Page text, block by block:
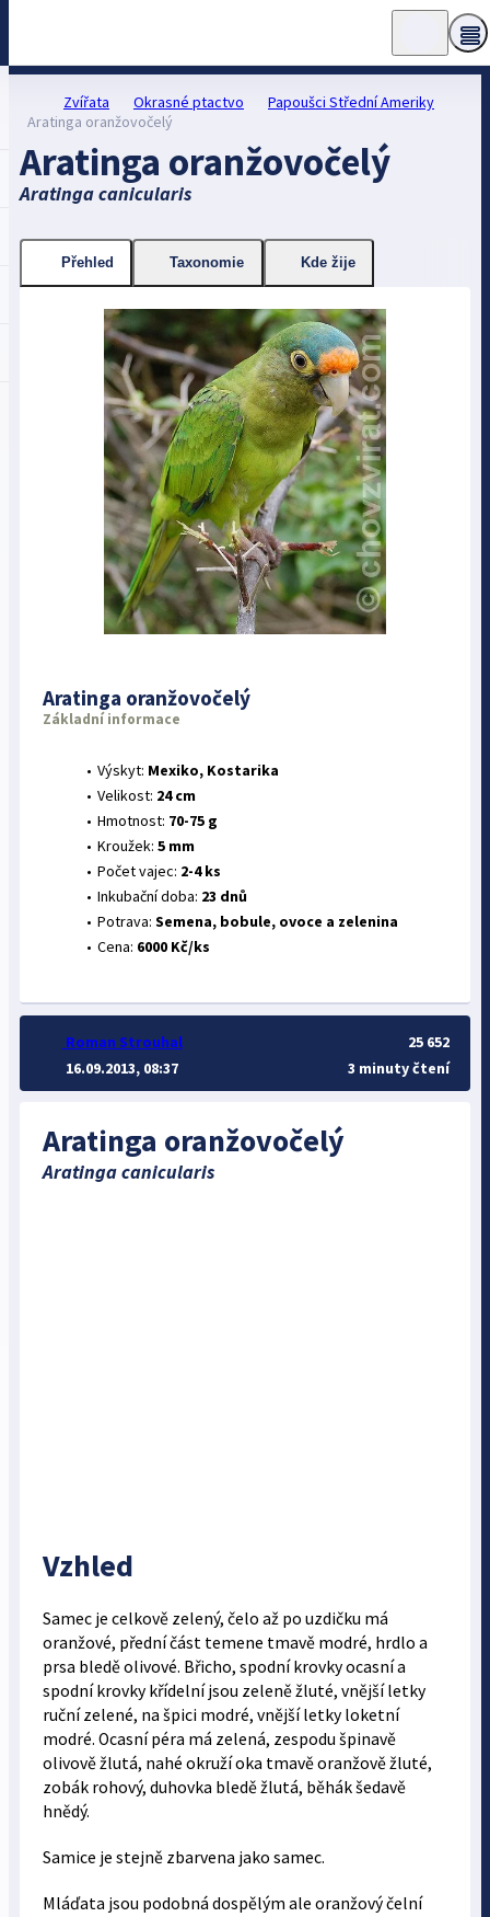
Zvířata Okrasné ptactvo
Papoušci Střední Ameriky
Aratinga oranžovočelý
Aratinga oranžovočelý
Aratinga canicularis
Aratinga oranžovočelý
Aratinga canicularis
Vzhled
Samec je celkově zelený, čelo až po uzdičku má
oranžové, přední část temene tmavě modré, hrdlo a
prsa bledě olivové. Břicho, spodní krovky ocasní a
spodní krovky křídelní jsou zeleně žluté, vnější letky
ruční zelené, na špici modré, vnější letky loketní
modré. Ocasní péra má zelená, zespodu špinavě
olivově žlutá, nahé okruží oka tmavě oranžově žluté,
zobák rohový, duhovka bledě žlutá, běhák šedavě
hnědý.
Samice je stejně zbarvena jako samec.
Mláďata jsou podobná dospělým ale oranžový čelní
Přehled Taxonomie Kde žije
Aratinga oranžovočelý
Základní informace
Výskyt: Mexiko, Kostarika
Velikost: 24 cm
Hmotnost: 70-75 g
Kroužek: 5 mm
Počet vajec: 2-4 ks
Inkubační doba: 23 dnů
Potrava: Semena, bobule, ovoce a zelenina
Cena: 6000 Kč/ks
Roman Strouhal
16.09.2013, 08:37
25 652
3 minuty čtení